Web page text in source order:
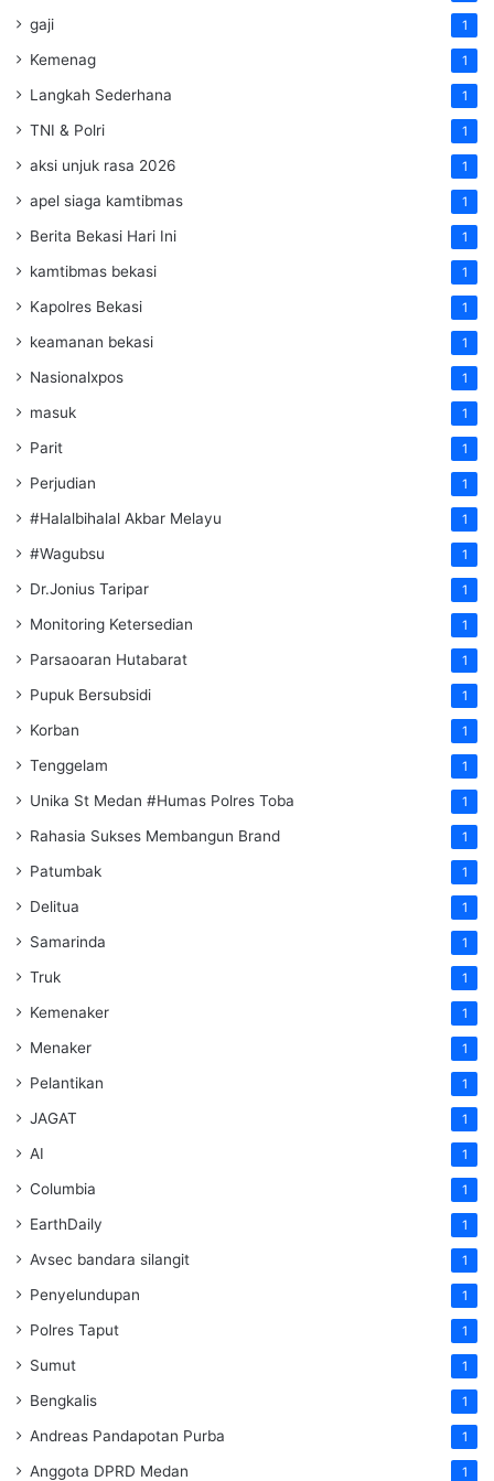
gaji 1
Kemenag 1
Langkah Sederhana 1
TNI & Polri 1
aksi unjuk rasa 2026 1
apel siaga kamtibmas 1
Berita Bekasi Hari Ini 1
kamtibmas bekasi 1
Kapolres Bekasi 1
keamanan bekasi 1
Nasionalxpos 1
masuk 1
Parit 1
Perjudian 1
#Halalbihalal Akbar Melayu 1
#Wagubsu 1
Dr.Jonius Taripar 1
Monitoring Ketersedian 1
Parsaoaran Hutabarat 1
Pupuk Bersubsidi 1
Korban 1
Tenggelam 1
Unika St Medan #Humas Polres Toba 1
Rahasia Sukses Membangun Brand 1
Patumbak 1
Delitua 1
Samarinda 1
Truk 1
Kemenaker 1
Menaker 1
Pelantikan 1
JAGAT 1
AI 1
Columbia 1
EarthDaily 1
Avsec bandara silangit 1
Penyelundupan 1
Polres Taput 1
Sumut 1
Bengkalis 1
Andreas Pandapotan Purba 1
Anggota DPRD Medan 1